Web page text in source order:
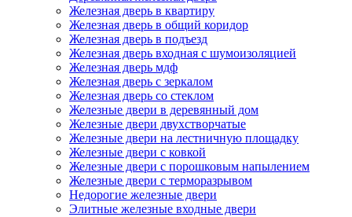
Железная дверь в квартиру
Железная дверь в общий коридор
Железная дверь в подъезд
Железная дверь входная с шумоизоляцией
Железная дверь мдф
Железная дверь с зеркалом
Железная дверь со стеклом
Железные двери в деревянный дом
Железные двери двухстворчатые
Железные двери на лестничную площадку
Железные двери с ковкой
Железные двери с порошковым напылением
Железные двери с терморазрывом
Недорогие железные двери
Элитные железные входные двери